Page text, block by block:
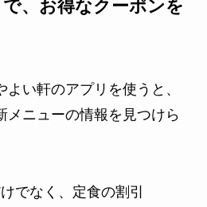
、お得なクーポンを
い軒のアプリを使うと、
メニューの情報を見つけら
でなく、定食の割引